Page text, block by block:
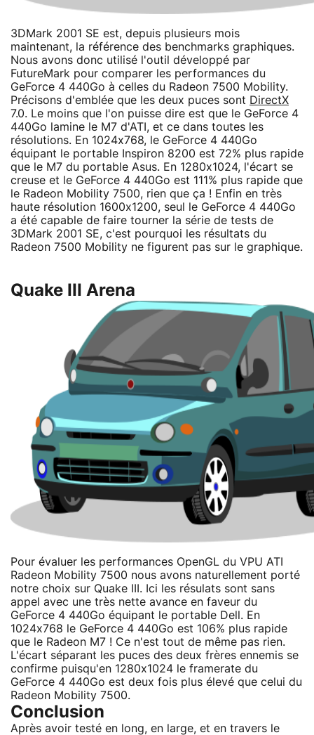
3DMark 2001 SE est, depuis plusieurs mois
maintenant, la référence des benchmarks graphiques.
Nous avons donc utilisé l'outil développé par
FutureMark pour comparer les performances du
GeForce 4 440Go à celles du Radeon 7500 Mobility.
Précisons d'emblée que les deux puces sont DirectX
7.0. Le moins que l'on puisse dire est que le GeForce 4
440Go lamine le M7 d'ATI, et ce dans toutes les
résolutions. En 1024x768, le GeForce 4 440Go
équipant le portable Inspiron 8200 est 72% plus rapide
que le M7 du portable Asus. En 1280x1024, l'écart se
creuse et le GeForce 4 440Go est 111% plus rapide que
le Radeon Mobility 7500, rien que ça ! Enfin en très
haute résolution 1600x1200, seul le GeForce 4 440Go
a été capable de faire tourner la série de tests de
3DMark 2001 SE, c'est pourquoi les résultats du
Radeon 7500 Mobility ne figurent pas sur le graphique.
Quake III Arena
Pour évaluer les performances OpenGL du VPU ATI
Radeon Mobility 7500 nous avons naturellement porté
notre choix sur Quake III. Ici les résulats sont sans
appel avec une très nette avance en faveur du
GeForce 4 440Go équipant le portable Dell. En
1024x768 le GeForce 4 440Go est 106% plus rapide
que le Radeon M7 ! Ce n'est tout de même pas rien.
L'écart séparant les puces des deux frères ennemis se
confirme puisqu'en 1280x1024 le framerate du
GeForce 4 440Go est deux fois plus élevé que celui du
Radeon Mobility 7500.
Conclusion
Après avoir testé en long, en large, et en travers le